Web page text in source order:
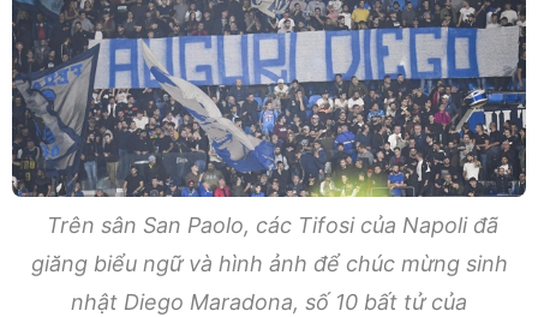
Trên sân San Paolo, các Tifosi của Napoli đã
giăng biểu ngữ và hình ảnh để chúc mừng sinh
nhật Diego Maradona, số 10 bất tử của